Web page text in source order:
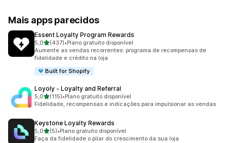
Mais apps parecidos
Essent Loyalty Program Rewards
5,0de 5 estrelas
(437)
437 avaliações ao todo
•Plano gratuito disponível
Aumente as vendas recorrentes: programa de recompensas de
fidelidade e crédito na loja
Built for Shopify
Loyoly ‑ Loyalty and Referral
5,0de 5 estrelas
(115)
115 avaliações ao todo
•Plano gratuito disponível
Fidelidade, recompensas e indicações para impulsionar as vendas
Keystone Loyalty Rewards
5,0de 5 estrelas
(5)
5 avaliações ao todo
•Plano gratuito disponível
Faça da fidelidade o pilar do crescimento da sua loja